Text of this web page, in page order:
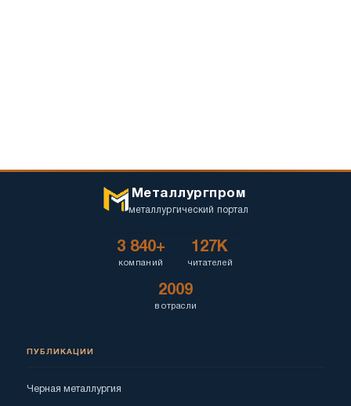
Металлургпром
металлургический портал
3 840+
компаний
127K
читателей
2009
в отрасли
ПУБЛИКАЦИИ
Черная металлургия